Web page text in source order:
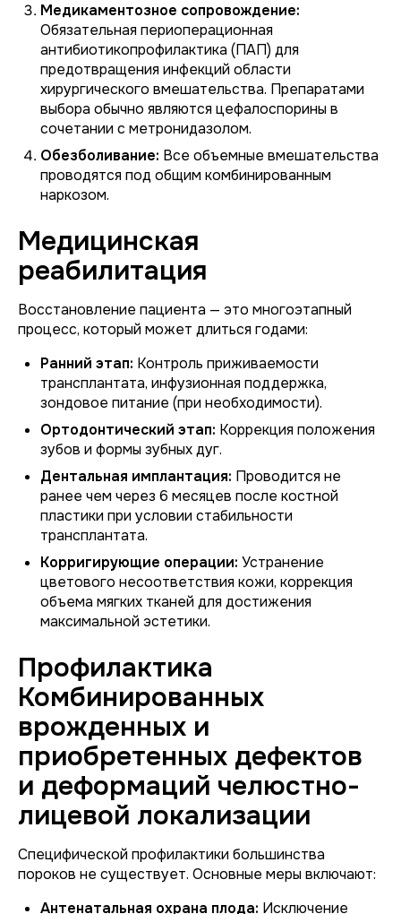
Медикаментозное сопровождение:
Обязательная периоперационная
антибиотикопрофилактика (ПАП) для
предотвращения инфекций области
хирургического вмешательства. Препаратами
выбора обычно являются цефалоспорины в
сочетании с метронидазолом.
Обезболивание: Все объемные вмешательства
проводятся под общим комбинированным
наркозом.
Медицинская
реабилитация
Восстановление пациента — это многоэтапный
процесс, который может длиться годами:
Ранний этап: Контроль приживаемости
трансплантата, инфузионная поддержка,
зондовое питание (при необходимости).
Ортодонтический этап: Коррекция положения
зубов и формы зубных дуг.
Дентальная имплантация: Проводится не
ранее чем через 6 месяцев после костной
пластики при условии стабильности
трансплантата.
Корригирующие операции: Устранение
цветового несоответствия кожи, коррекция
объема мягких тканей для достижения
максимальной эстетики.
Профилактика
Комбинированных
врожденных и
приобретенных дефектов
и деформаций челюстно-
лицевой локализации
Специфической профилактики большинства
пороков не существует. Основные меры включают:
Антенатальная охрана плода: Исключение